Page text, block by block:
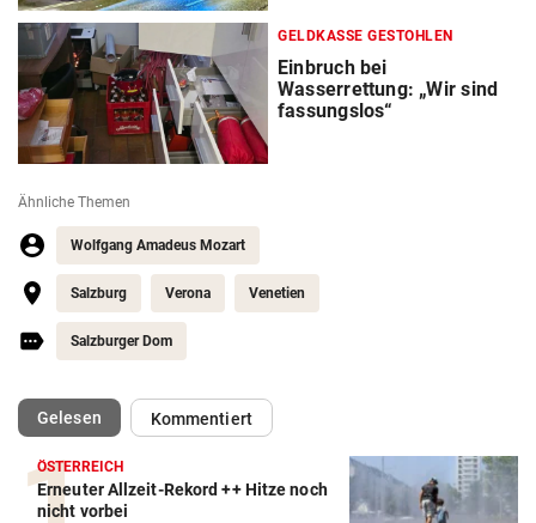
GELDKASSE GESTOHLEN
Einbruch bei
Wasserrettung: „Wir sind
fassungslos“
Ähnliche Themen
Wolfgang Amadeus Mozart
Salzburg Verona Venetien
Salzburger Dom
Gelesen(ausgewählt)Kommentiert
ÖSTERREICH
Erneuter Allzeit-Rekord ++ Hitze noch
nicht vorbei